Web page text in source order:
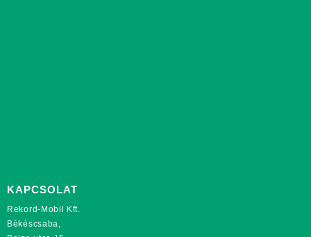
KAPCSOLAT
Rekord-Mobil Kft.
Békéscsaba,